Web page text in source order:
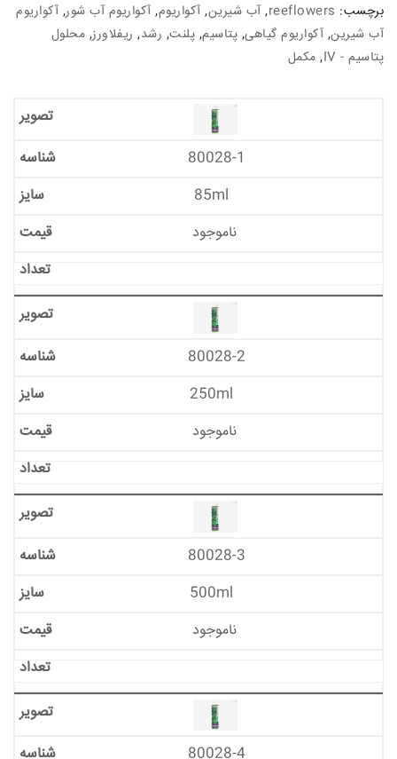
برچسب: reeflowers
, آب شیرین, آکواریوم, آکواریوم آب شور, آکواریوم
آب شیرین, آکواریوم گیاهی, پتاسیم, پلنت, رشد, ریفلاورز, محلول
پتاسیم - IV
, مکمل
80028-1
85ml
ناموجود
80028-2
250ml
ناموجود
80028-3
500ml
ناموجود
80028-4